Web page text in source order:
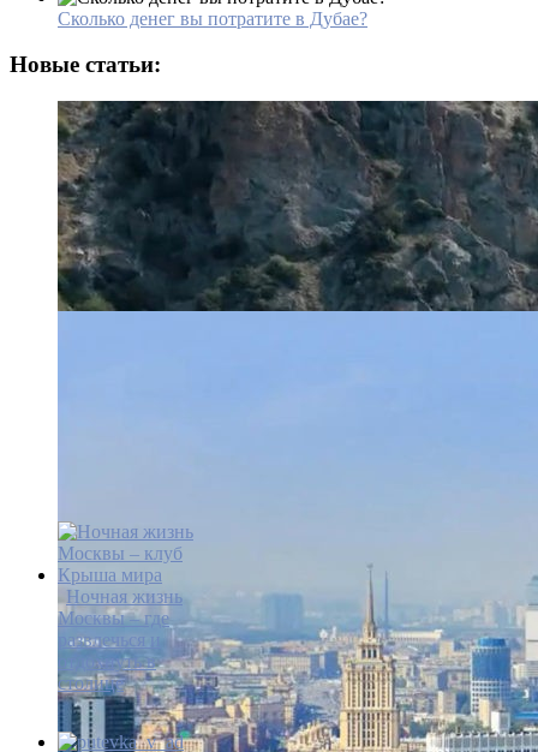
Сколько денег вы потратите в Дубае?
Новые статьи:
Ночная жизнь
Москвы – где
развлечься и
отдохнуть в
столице